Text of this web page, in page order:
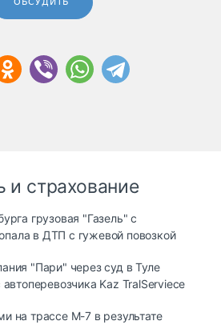
и страхование
грузовая "Газель" с
в ДТП с гужевой повозкой
"Пари" через суд в Туле
Kaz TralServiece
на трассе М-7 в результате